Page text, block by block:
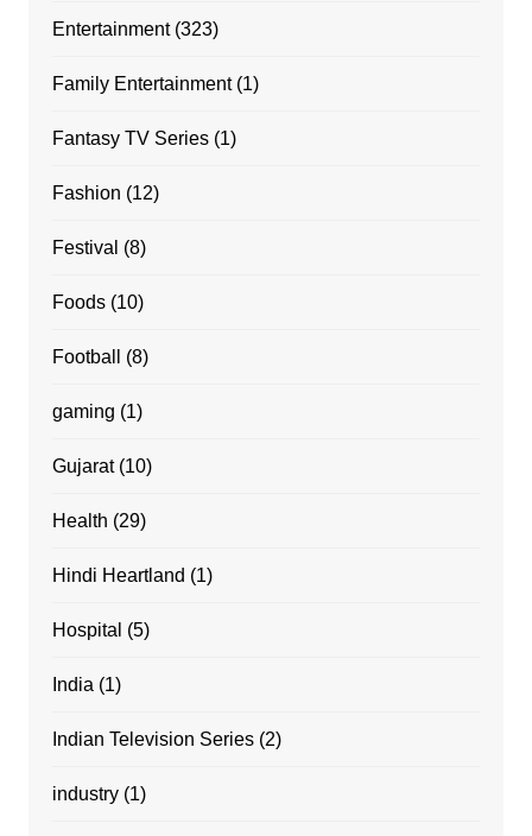
Entertainment(323)
Family Entertainment(1)
Fantasy TV Series(1)
Fashion (12)
Festival (8)
Foods(10)
Football (8)
gaming (1)
Gujarat(10)
Health (29)
Hindi Heartland (1)
Hospital (5)
India (1)
Indian Television Series(2)
industry(1)